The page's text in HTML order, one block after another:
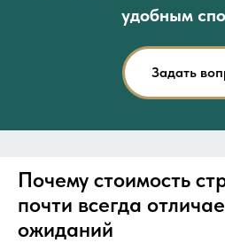
удобным
Задать
Почему стоимость
почти всегда
ожиданий